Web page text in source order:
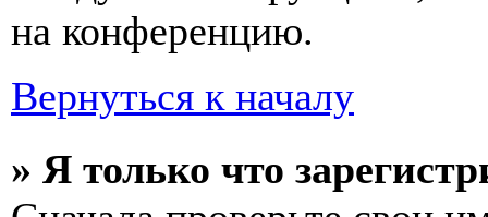
на конференцию.
Вернуться к началу
» Я только что